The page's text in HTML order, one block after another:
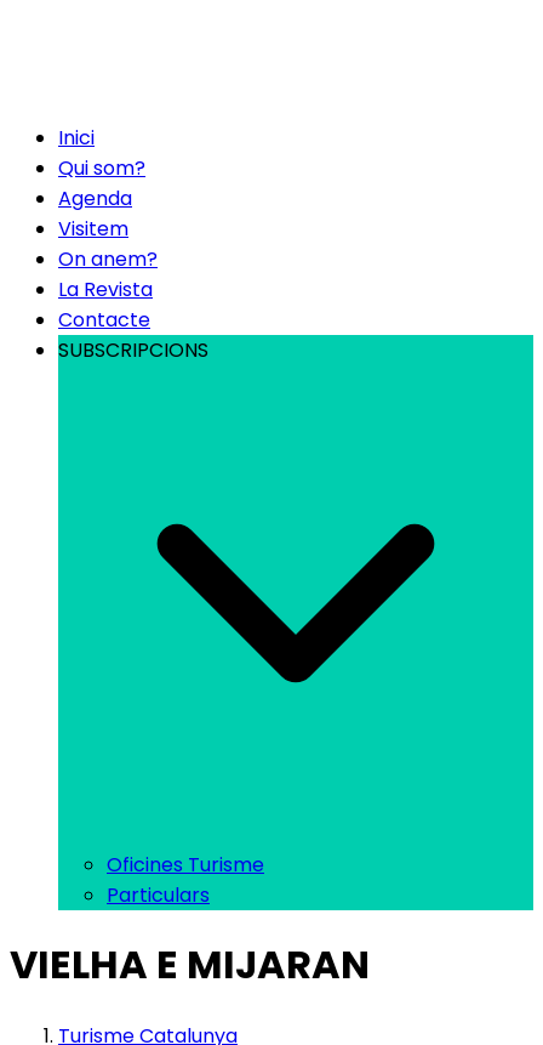
Inici
Qui som?
Agenda
Visitem
On anem?
La Revista
Contacte
SUBSCRIPCIONS
Oficines Turisme
Particulars
VIELHA E MIJARAN
Turisme Catalunya